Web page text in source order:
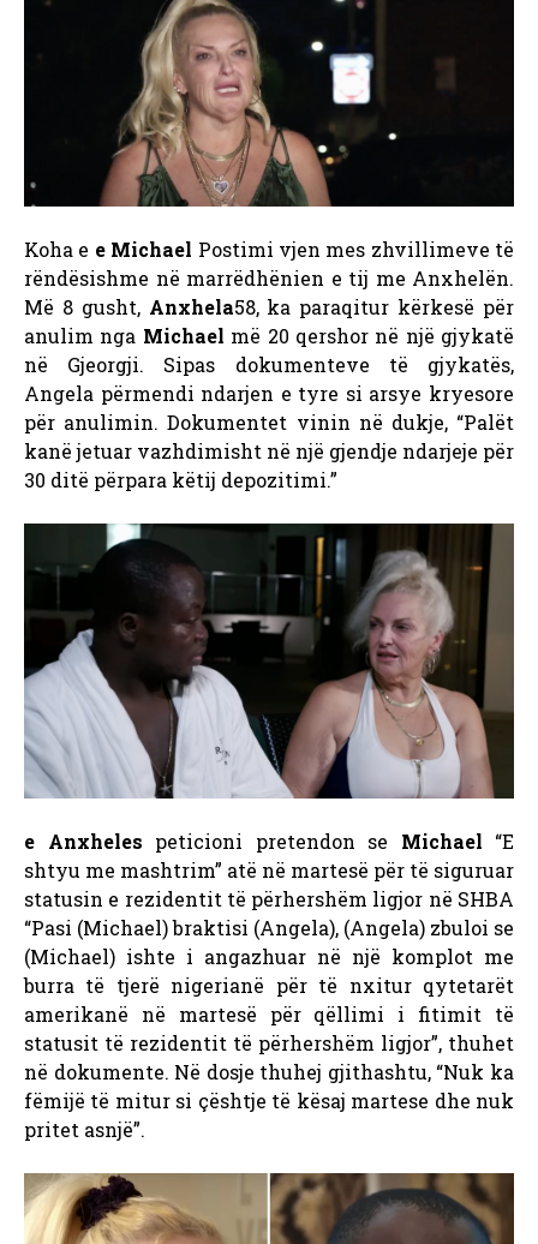
Koha e e Michael Postimi vjen mes zhvillimeve të
rëndësishme në marrëdhënien e tij me Anxhelën.
Më 8 gusht, Anxhela58, ka paraqitur kërkesë për
anulim nga Michael më 20 qershor në një gjykatë
në Gjeorgji. Sipas dokumenteve të gjykatës,
Angela përmendi ndarjen e tyre si arsye kryesore
për anulimin. Dokumentet vinin në dukje, “Palët
kanë jetuar vazhdimisht në një gjendje ndarjeje për
30 ditë përpara këtij depozitimi.”
e Anxheles peticioni pretendon se Michael “E
shtyu me mashtrim” atë në martesë për të siguruar
statusin e rezidentit të përhershëm ligjor në SHBA
“Pasi (Michael) braktisi (Angela), (Angela) zbuloi se
(Michael) ishte i angazhuar në një komplot me
burra të tjerë nigerianë për të nxitur qytetarët
amerikanë në martesë për qëllimi i fitimit të
statusit të rezidentit të përhershëm ligjor”, thuhet
në dokumente. Në dosje thuhej gjithashtu, “Nuk ka
fëmijë të mitur si çështje të kësaj martese dhe nuk
pritet asnjë”.